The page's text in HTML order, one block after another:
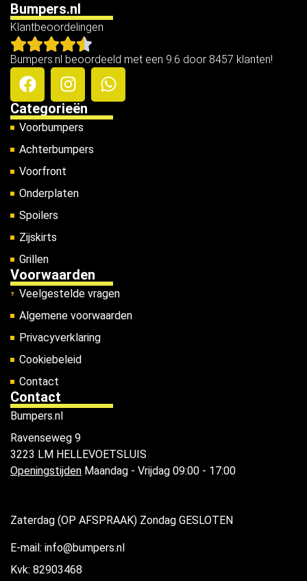
Bumpers.nl
Klantbeoordelingen
Bumpers.nl beoordeeld met een 9.6 door 8457 klanten!
Categorieën
Voorbumpers
Achterbumpers
Voorfront
Onderplaten
Spoilers
Zijskirts
Grillen
Voorwaarden
Veelgestelde vragen
Algemene voorwaarden
Privacyverklaring
Cookiebeleid
Contact
Contact
Bumpers.nl
Ravenseweg 9
3223 LM HELLEVOETSLUIS
Openingstijden Maandag - Vrijdag 09:00 - 17:00
Zaterdag (OP AFSPRAAK) Zondag GESLOTEN
E-mail: info@bumpers.nl
Kvk: 82903468